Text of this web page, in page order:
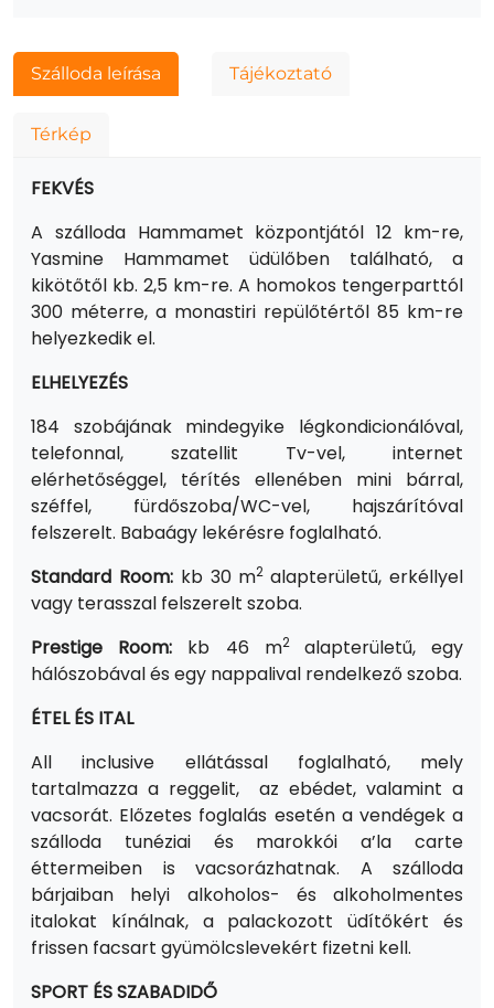
Szálloda leírása Tájékoztató
Térkép
FEKVÉS
A szálloda Hammamet központjától 12 km-re,
Yasmine Hammamet üdülőben található, a
kikötőtől kb. 2,5 km-re. A homokos tengerparttól
300 méterre, a monastiri repülőtértől 85 km-re
helyezkedik el.
ELHELYEZÉS
184 szobájának mindegyike légkondicionálóval,
telefonnal, szatellit Tv-vel, internet
elérhetőséggel, térítés ellenében mini bárral,
széffel, fürdőszoba/WC-vel, hajszárítóval
felszerelt. Babaágy lekérésre foglalható.
Standard Room: kb 30 m2alapterületű, erkéllyel
vagy terasszal felszerelt szoba.
Prestige Room: kb 46 m2 alapterületű, egy
hálószobával és egy nappalival rendelkező szoba.
ÉTEL ÉS ITAL
All inclusive ellátással foglalható, mely
tartalmazza a reggelit, az ebédet, valamint a
vacsorát. Előzetes foglalás esetén a vendégek a
szálloda tunéziai és marokkói a’la carte
éttermeiben is vacsorázhatnak. A szálloda
bárjaiban helyi alkoholos- és alkoholmentes
italokat kínálnak, a palackozott üdítőkért és
frissen facsart gyümölcslevekért fizetni kell.
SPORT ÉS SZABADIDŐ